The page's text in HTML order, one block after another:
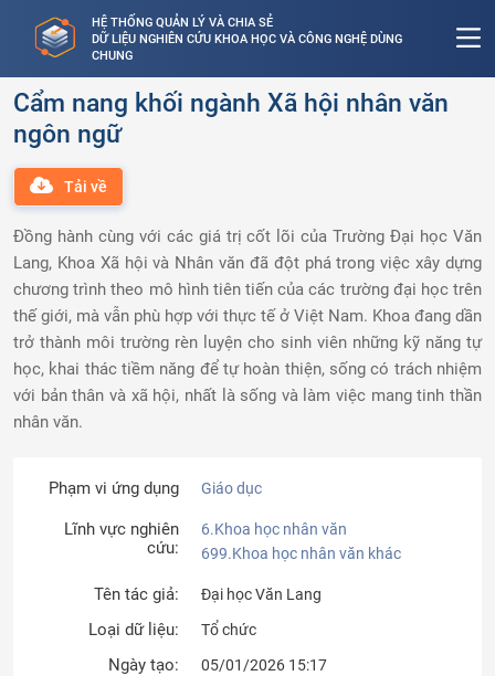
HỆ THỐNG QUẢN LÝ VÀ CHIA SẺ
DỮ LIỆU NGHIÊN CỨU KHOA HỌC VÀ CÔNG NGHỆ DÙNG
CHUNG
Cẩm nang khối ngành Xã hội nhân văn
ngôn ngữ
Tải về
Đồng hành cùng với các giá trị cốt lõi của Trường Đại học Văn
Lang, Khoa Xã hội và Nhân văn đã đột phá trong việc xây dựng
chương trình theo mô hình tiên tiến của các trường đại học trên
thế giới, mà vẫn phù hợp với thực tế ở Việt Nam. Khoa đang dần
trở thành môi trường rèn luyện cho sinh viên những kỹ năng tự
học, khai thác tiềm năng để tự hoàn thiện, sống có trách nhiệm
với bản thân và xã hội, nhất là sống và làm việc mang tinh thần
nhân văn.
Phạm vi ứng dụng Giáo dục
Lĩnh vực nghiên
cứu:
6.Khoa học nhân văn
699.Khoa học nhân văn khác
Tên tác giả: Đại học Văn Lang
Loại dữ liệu: Tổ chức
Ngày tạo: 05/01/2026 15:17